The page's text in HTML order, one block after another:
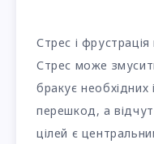
Стрес і
Стрес може
бракує
перешкод, а
цілей є